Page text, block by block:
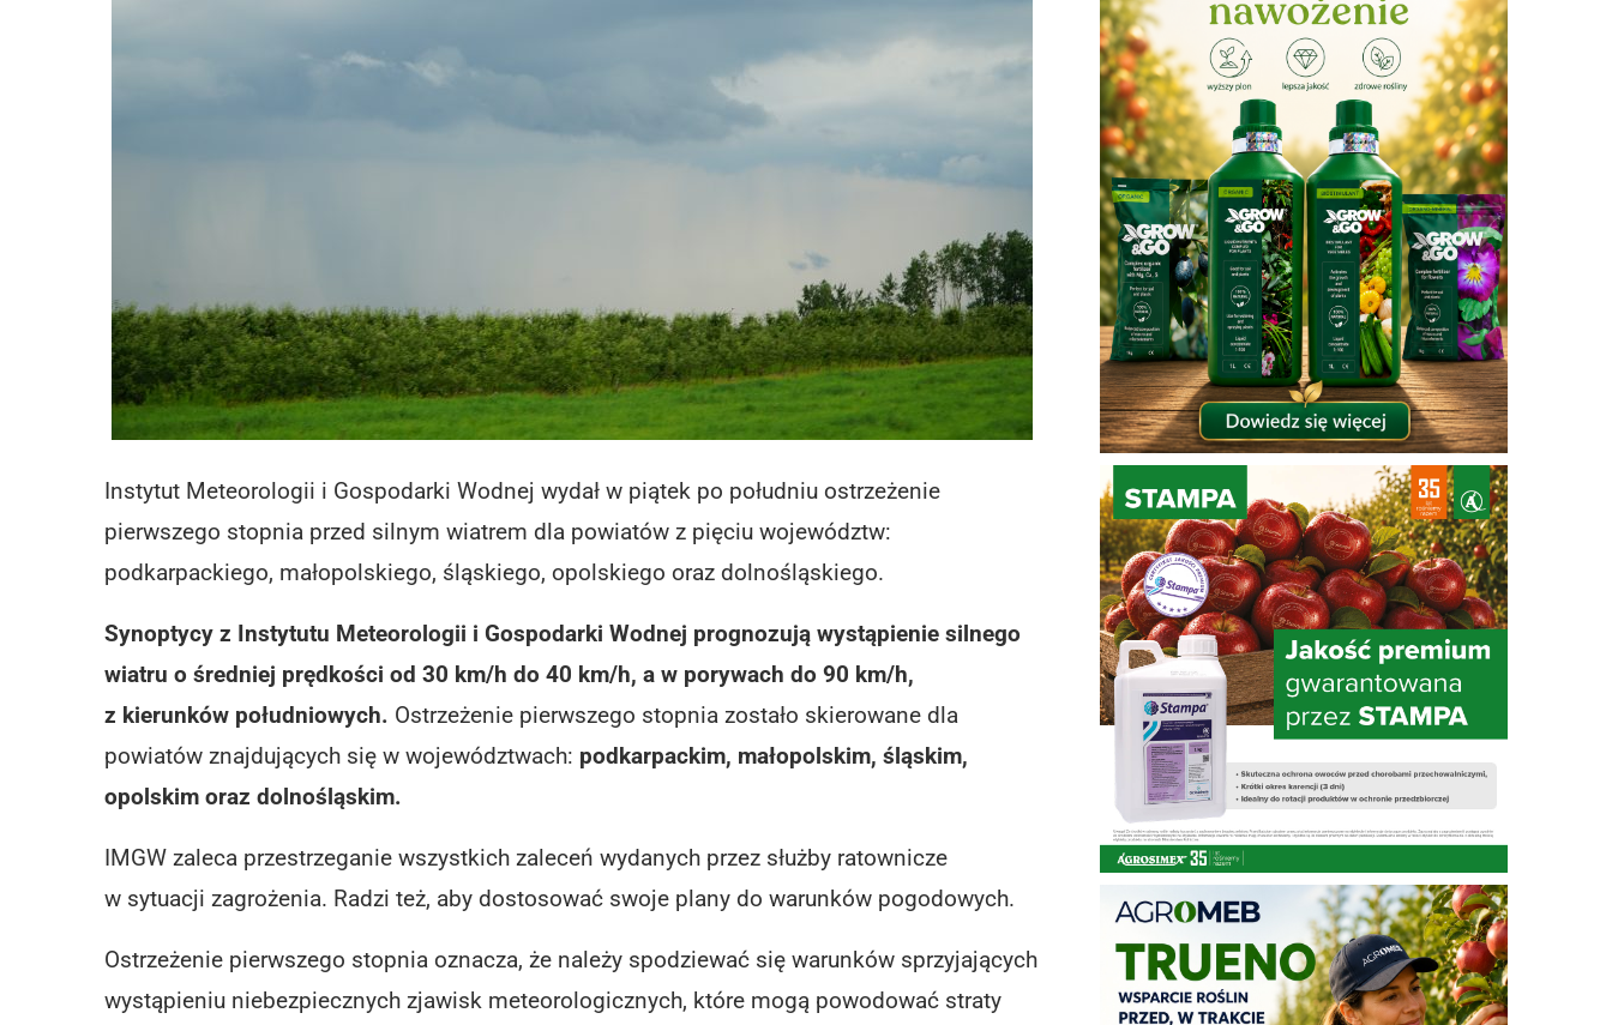
​Instytut Meteorologii i Gospodarki Wodnej wydał w piątek po południu ostrzeżenie
pierwszego stopnia przed silnym wiatrem dla powiatów z pięciu województw:
podkarpackiego, małopolskiego, śląskiego, opolskiego oraz dolnośląskiego.
Synoptycy z Instytutu Meteorologii i Gospodarki Wodnej prognozują wystąpienie silnego
wiatru o średniej prędkości od 30 km/h do 40 km/h, a w porywach do 90 km/h,
z kierunków południowych. Ostrzeżenie pierwszego stopnia zostało skierowane dla
powiatów znajdujących się w województwach: podkarpackim, małopolskim, śląskim,
opolskim oraz dolnośląskim.
IMGW zaleca przestrzeganie wszystkich zaleceń wydanych przez służby ratownicze
w sytuacji zagrożenia. Radzi też, aby dostosować swoje plany do warunków pogodowych.
Ostrzeżenie pierwszego stopnia oznacza, że należy spodziewać się warunków sprzyjających
wystąpieniu niebezpiecznych zjawisk meteorologicznych, które mogą powodować straty